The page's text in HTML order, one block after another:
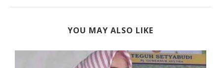
YOU MAY ALSO LIKE